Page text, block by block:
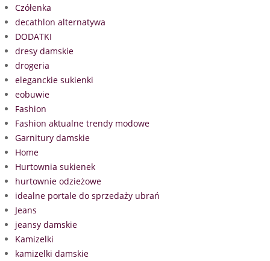
Czółenka
decathlon alternatywa
DODATKI
dresy damskie
drogeria
eleganckie sukienki
eobuwie
Fashion
Fashion aktualne trendy modowe
Garnitury damskie
Home
Hurtownia sukienek
hurtownie odzieżowe
idealne portale do sprzedaży ubrań
Jeans
jeansy damskie
Kamizelki
kamizelki damskie